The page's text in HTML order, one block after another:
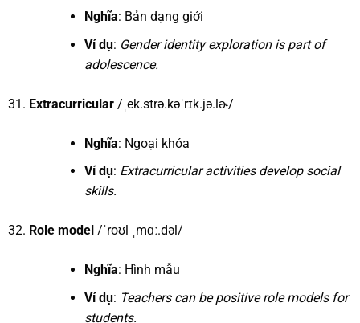
Nghĩa: Bản dạng giới
Ví dụ: Gender identity exploration is part of
adolescence.
Extracurricular/ˌek.strə.kəˈrɪk.jə.lɚ/
Nghĩa: Ngoại khóa
Ví dụ: Extracurricular activities develop social
skills.
Role model /ˈroʊl ˌmɑː.dəl/
Nghĩa: Hình mẫu
Ví dụ: Teachers can be positive role models for
students.